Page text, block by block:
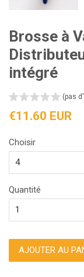
Brosse à
intégré
(pas
Prix
€11.60 EUR
Choisir
Quantité
AJOUTER AU